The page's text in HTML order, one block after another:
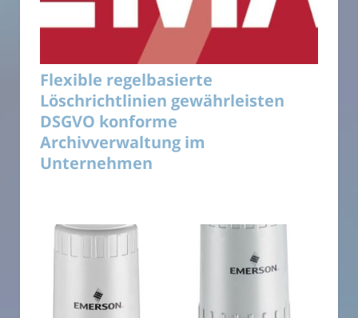
Flexible regelbasierte
Löschrichtlinien gewährleisten
DSGVO konforme
Archivverwaltung im
Unternehmen